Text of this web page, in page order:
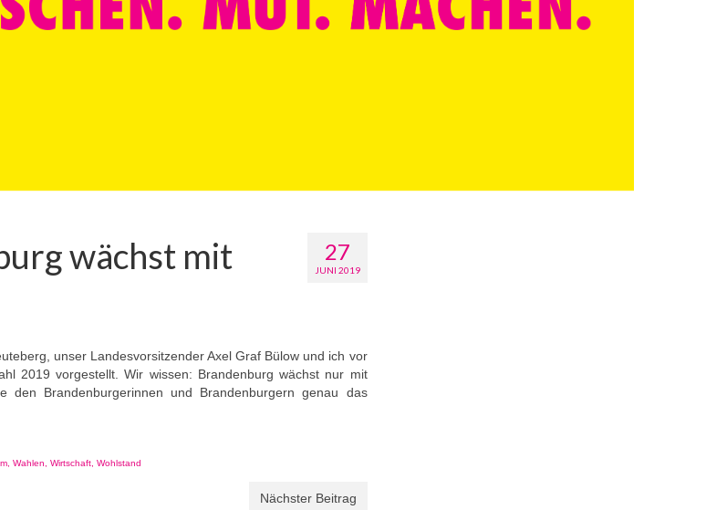
27
JUNI 2019
wächst mit
unser Landesvorsitzender Axel Graf Bülow und ich vor
2019 vorgestellt. Wir wissen: Brandenburg wächst nur mit
Brandenburgerinnen und Brandenburgern genau das
Wahlen Wirtschaft Wohlstand
Nächster Beitrag